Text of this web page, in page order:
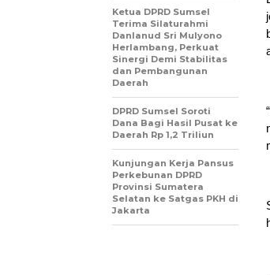
Ketua DPRD Sumsel
Terima Silaturahmi
Danlanud Sri Mulyono
Herlambang, Perkuat
Sinergi Demi Stabilitas
dan Pembangunan
Daerah
DPRD Sumsel Soroti
Dana Bagi Hasil Pusat ke
Daerah Rp 1,2 Triliun
Kunjungan Kerja Pansus
Perkebunan DPRD
Provinsi Sumatera
Selatan ke Satgas PKH di
Jakarta